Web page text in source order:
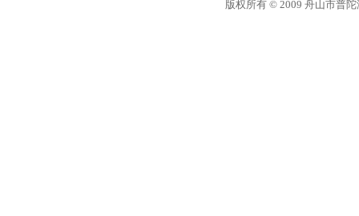
版权所有 © 2009 舟山市普